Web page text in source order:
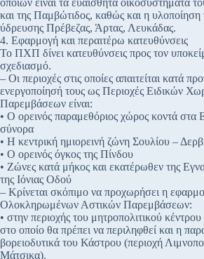
οποίων είναι τα ευαίσθητα οικοσυστήματα
και της Παμβώτιδος, καθώς και η υλοποίηση
ύδρευσης Πρέβεζας, Άρτας, Λευκάδας.
4. Εφαρμογή και περαιτέρω κατευθύνσεις
Το ΠΧΠ δίνει κατευθύνσεις προς τον
σχεδιασμό.
– Οι περιοχές στις οποίες απαιτείται κατά
ενεργοποίησή τους ως Περιοχές Ειδικών
Παρεμβάσεων είναι:
• Ο ορεινός παραμεθόριος χώρος κοντά στα
σύνορα
• Η κεντρική ημιορεινή ζώνη Σουλίου –
• Ο ορεινός όγκος της Πίνδου
• Ζώνες κατά μήκος και εκατέρωθεν της
της Ιόνιας Οδού
– Κρίνεται σκόπιμο να προχωρήσει η
Ολοκληρωμένων Αστικών Παρεμβάσεων:
• στην περιοχής του μητροπολιτικού
στο οποίο θα πρέπει να περιληφθεί και η
βορειοδυτικά του Κάστρου (περιοχή
Μάτσικα).